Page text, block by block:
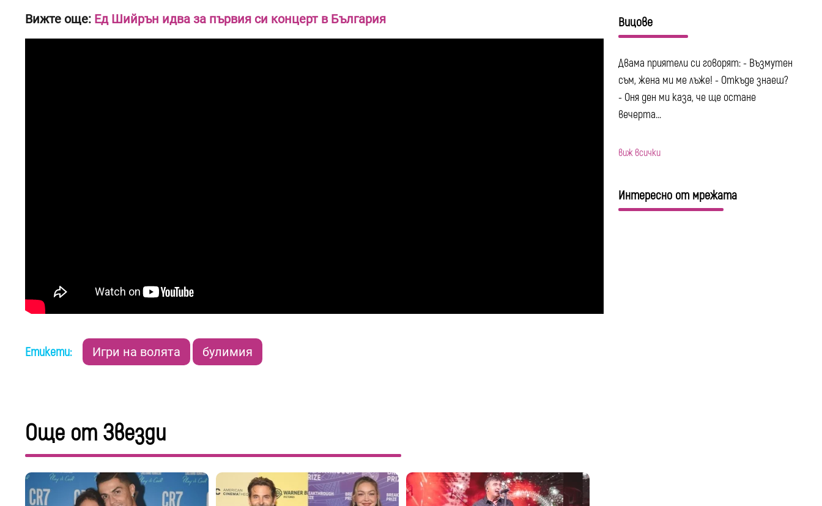
Вижте още: Ед Шийрън идва за първия си концерт в България
Етикети: Игри на волята булимия
Още от Звезди
Вицове
Двама приятели си говорят: - Възмутен
съм, жена ми ме лъже! - Откъде знаеш?
- Оня ден ми каза, че ще остане
вечерта...
виж всички
Интересно от мрежата